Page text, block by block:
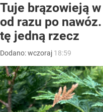
Tuje brązowieją
od razu po
tę jedną rzecz
Dodano:wczoraj 18:59